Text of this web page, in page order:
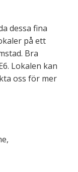
dessa fina
på ett
Bra
Lokalen kan
oss för mer